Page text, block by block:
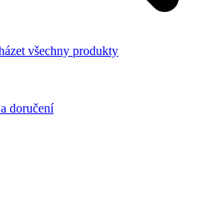
všechny produkty
doručení